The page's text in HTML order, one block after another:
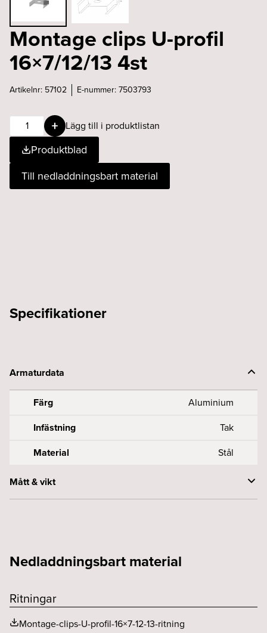
Montage clips U-profil
16×7/12/13 4st
Artikelnr: 57102 E-nummer:7503793
Montage
clips
profil
16x7/12/13
4st
Lägg till i produktlistan
Produktblad
Till nedladdningsbart material
Specifikationer
Armaturdata
Färg
Aluminium
Infästning
Tak
Material
Stål
Mått & vikt
Längd (mm)
Nedladdningsbart material
Ritningar
Montage-clips-U-profil-16×7-12-13-ritning